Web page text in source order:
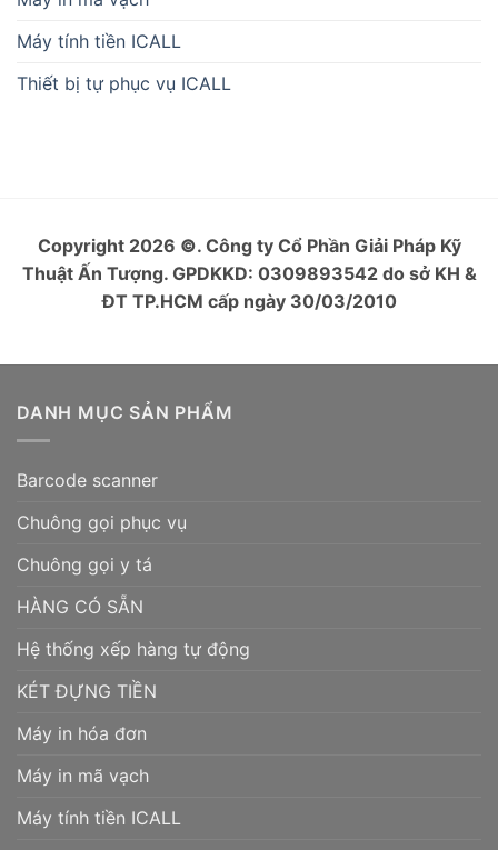
Máy tính tiền ICALL
Thiết bị tự phục vụ ICALL
Copyright 2026 ©. Công ty Cổ Phần Giải Pháp Kỹ
Thuật Ấn Tượng. GPDKKD: 0309893542 do sở KH &
ĐT TP.HCM cấp ngày 30/03/2010
DANH MỤC SẢN PHẨM
Barcode scanner
Chuông gọi phục vụ
Chuông gọi y tá
HÀNG CÓ SẴN
Hệ thống xếp hàng tự động
KÉT ĐỰNG TIỀN
Máy in hóa đơn
Máy in mã vạch
Máy tính tiền ICALL